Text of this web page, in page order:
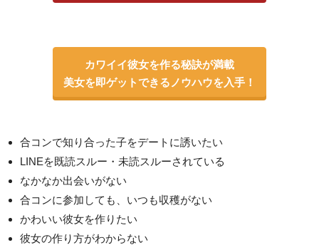
カワイイ彼女を作る秘訣が満載
美女を即ゲットできるノウハウを入手！
合コンで知り合った子をデートに誘いたい
LINEを既読スルー・未読スルーされている
なかなか出会いがない
合コンに参加しても、いつも収穫がない
かわいい彼女を作りたい
彼女の作り方がわからない